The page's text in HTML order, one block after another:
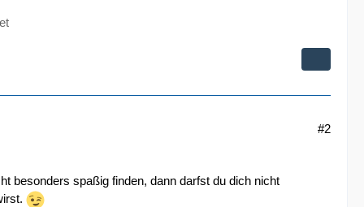
#2
besonders spaßig finden, dann darfst du dich nicht